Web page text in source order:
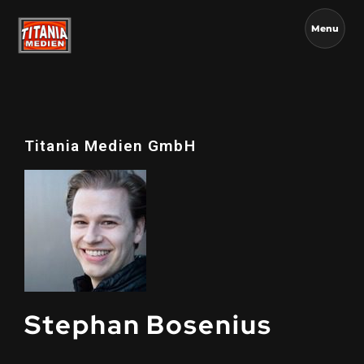
Menu
Titania Medien GmbH
Stephan Bosenius